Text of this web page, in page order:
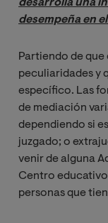
desarrolla una
desempeña en
Partiendo de
peculiaridades y
específico. Las
de mediación
dependiendo si
juzgado; o
venir de alguna
Centro
personas que